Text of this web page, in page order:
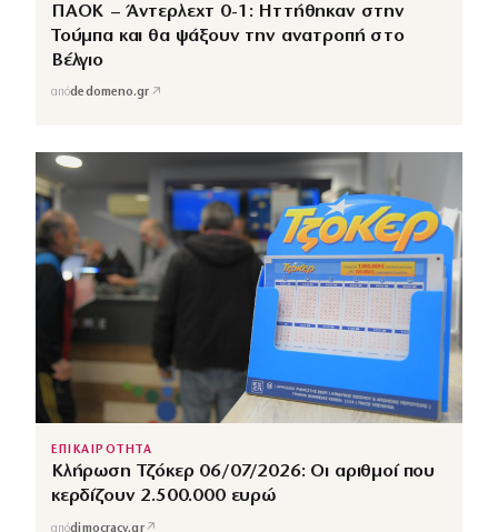
ΠΑΟΚ – Άντερλεχτ 0-1: Ηττήθηκαν στην
Τούμπα και θα ψάξουν την ανατροπή στο
Βέλγιο
απόdedomeno.gr ↗
ΕΠΙΚΑΙΡΟΤΗΤΑ
Κλήρωση Τζόκερ 06/07/2026: Οι αριθμοί που
κερδίζουν 2.500.000 ευρώ
απόdimocracy.gr↗